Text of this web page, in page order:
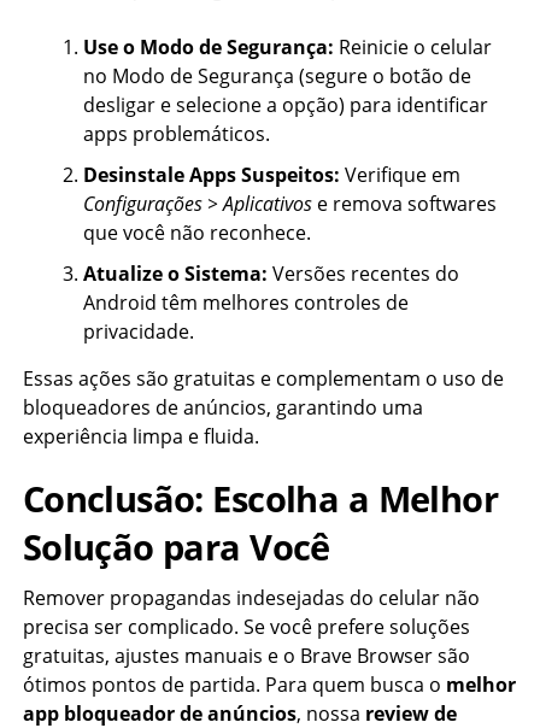
Use o Modo de Segurança: Reinicie o celular
no Modo de Segurança (segure o botão de
desligar e selecione a opção) para identificar
apps problemáticos.
Desinstale Apps Suspeitos: Verifique em
Configurações > Aplicativose remova softwares
que você não reconhece.
Atualize o Sistema: Versões recentes do
Android têm melhores controles de
privacidade.
Essas ações são gratuitas e complementam o uso de
bloqueadores de anúncios, garantindo uma
experiência limpa e fluida.
Conclusão: Escolha a Melhor
Solução para Você
Remover propagandas indesejadas do celular não
precisa ser complicado. Se você prefere soluções
gratuitas, ajustes manuais e o Brave Browser são
ótimos pontos de partida. Para quem busca o melhor
app bloqueador de anúncios, nossa review de